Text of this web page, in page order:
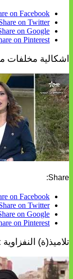
on Facebook
on Twitter
on Google+
on Pinterest
اشكالية مخلفات
Share:
on Facebook
on Twitter
on Google+
on Pinterest
تلاميذ(ة)